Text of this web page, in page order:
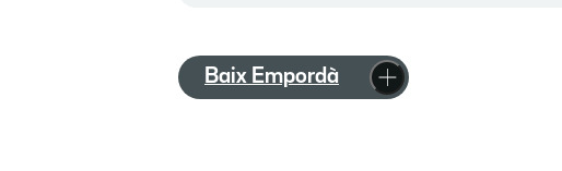
Baix Empordà